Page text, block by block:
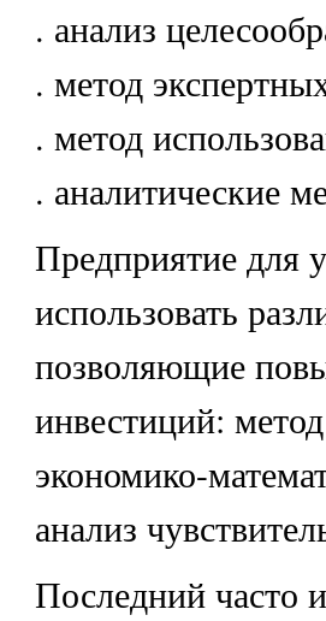
. анализ
. метод
. метод
. аналитические
Предприятие для
использовать
позволяющие
инвестиций:
экономико-
анализ
Последний часто